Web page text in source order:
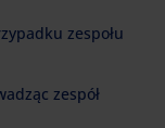
zespołu
zespół